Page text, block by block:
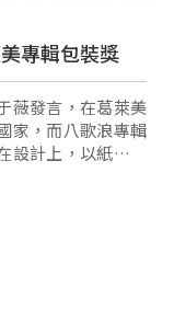
專輯包裝獎
薇發言，在葛萊美
家，而八歌浪專輯
計上，以紙張堆
先啟後的文化傳
民族的包容和冒